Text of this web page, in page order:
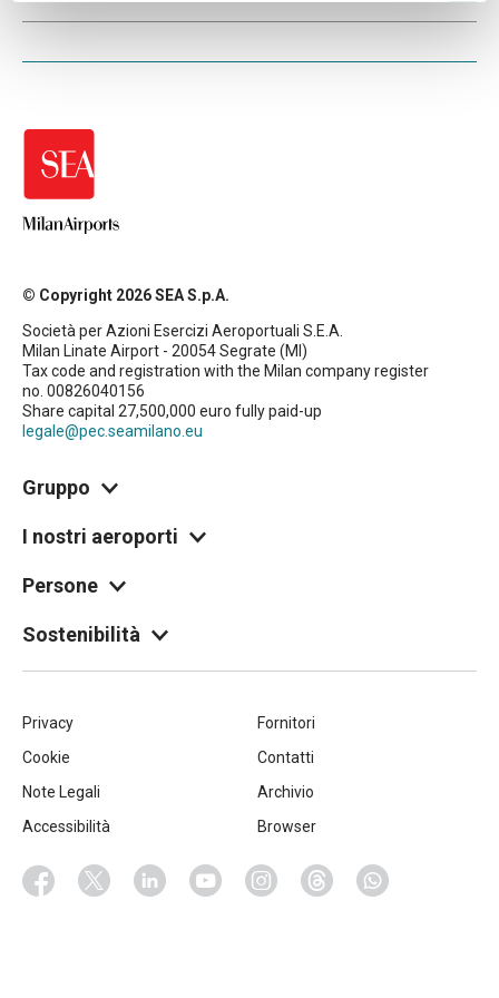
© Copyright 2026 SEA S.p.A.
Società per Azioni Esercizi Aeroportuali S.E.A.
Milan Linate Airport - 20054 Segrate (MI)
Tax code and registration with the Milan company register
no. 00826040156
Share capital 27,500,000 euro fully paid-up
legale@pec.seamilano.eu
Gruppo
I nostri aeroporti
Persone
Sostenibilità
Piè
di
pagina
Privacy
Cookie
Note Legali
Accessibilità
Fornitori
Contatti
Archivio
Browser
Socials